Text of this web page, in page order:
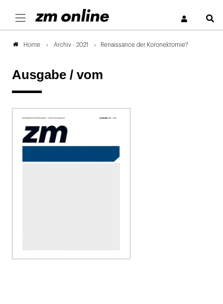
Home Archiv - 2021 Renaissance der Koronektomie?
Ausgabe / vom